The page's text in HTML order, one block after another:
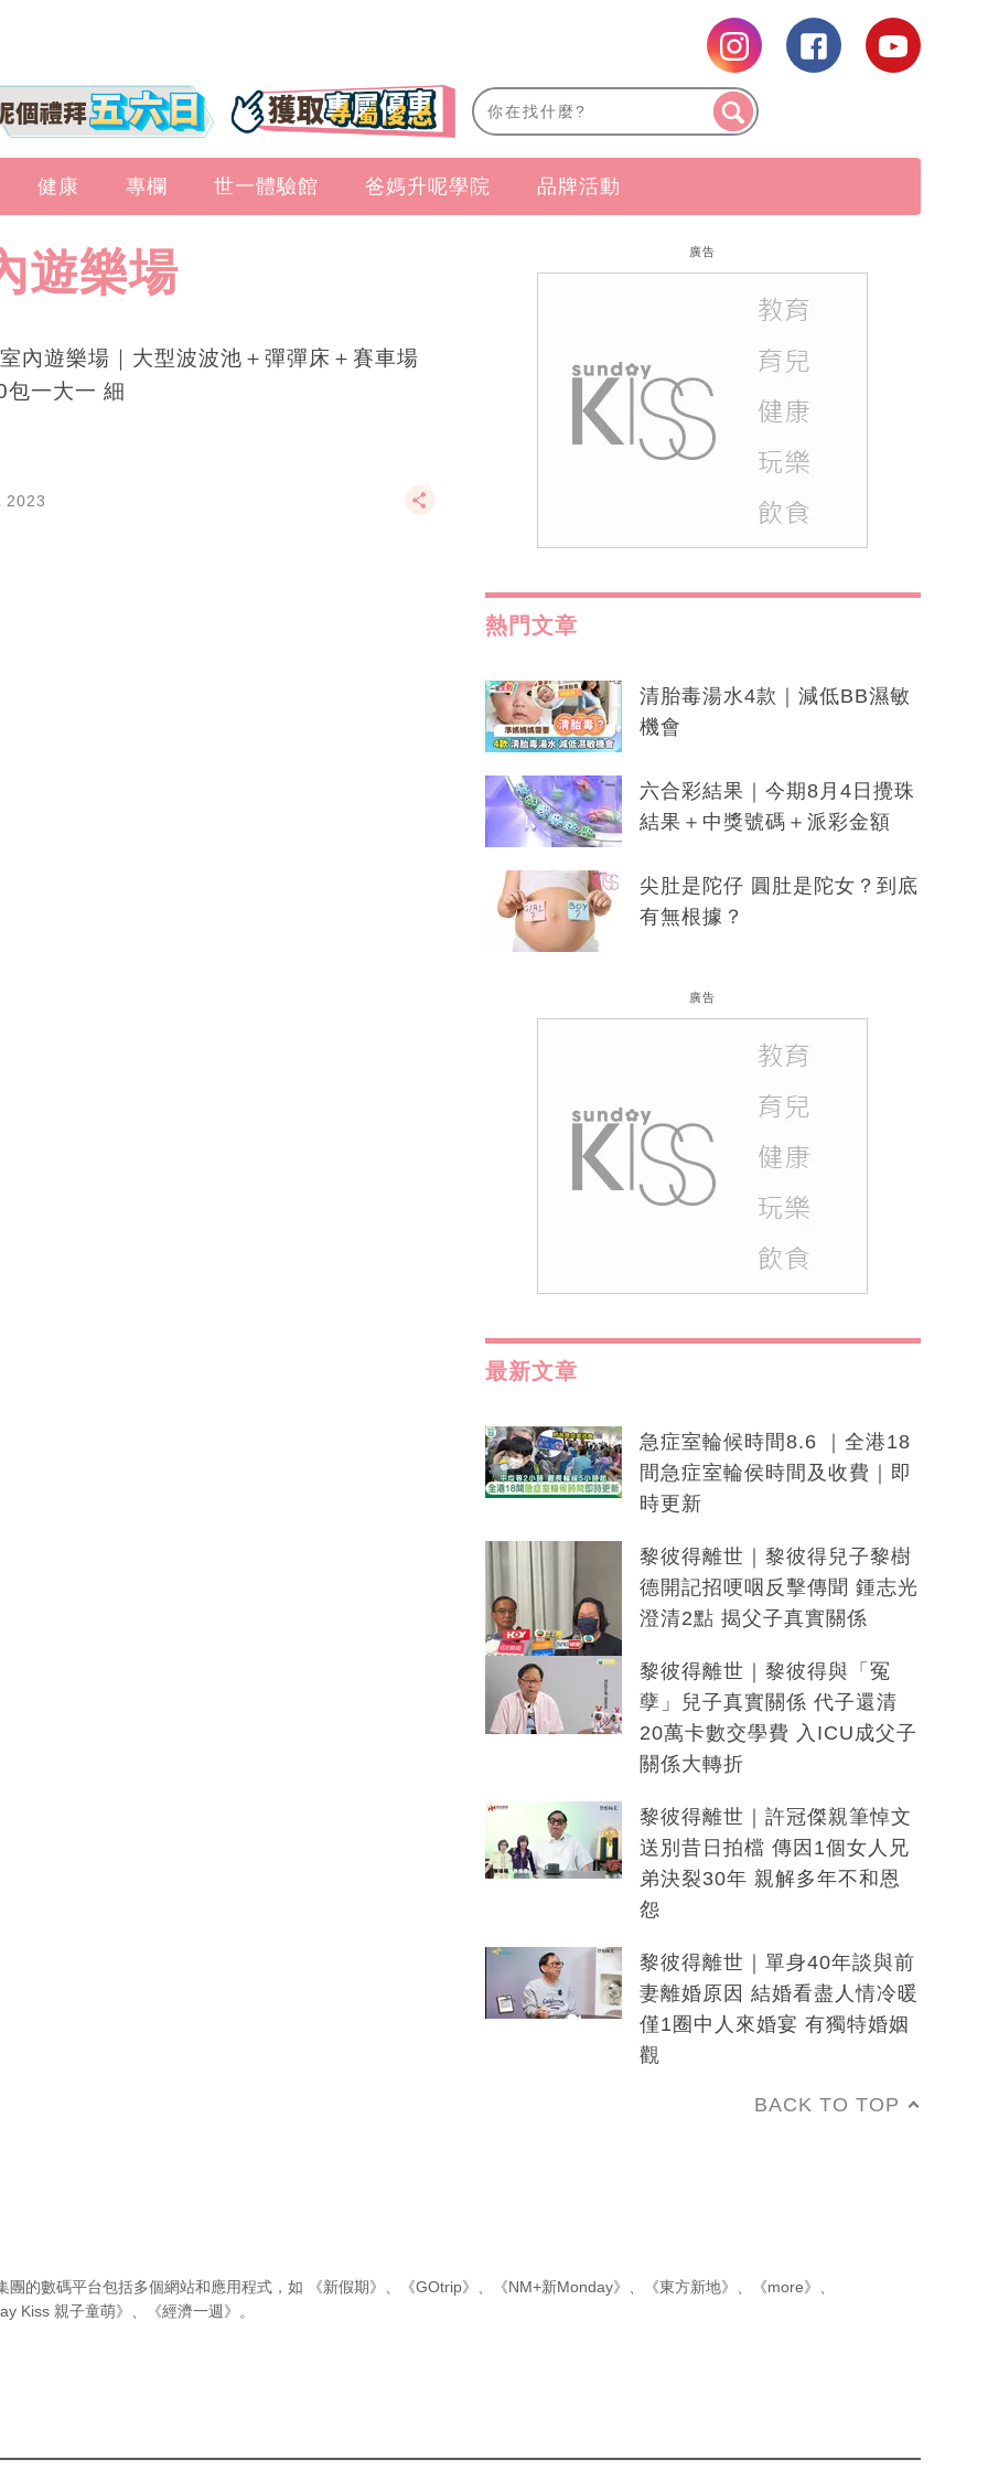
健康 專欄 世一體驗館 爸媽升呢學院 品牌活動
遊樂場
內遊樂場｜大型波波池＋彈彈床＋賽車場
包一大一 細
2023
廣告
熱門文章
清胎毒湯水4款｜減低BB濕敏
機會
六合彩結果｜今期8月4日攪珠
結果＋中獎號碼＋派彩金額
尖肚是陀仔 圓肚是陀女？到底
有無根據？
廣告
最新文章
急症室輪候時間8.6 ｜全港18
間急症室輪侯時間及收費｜即
時更新
黎彼得離世｜黎彼得兒子黎樹
德開記招哽咽反擊傳聞 鍾志光
澄清2點 揭父子真實關係
黎彼得離世｜黎彼得與「冤
孽」兒子真實關係 代子還清
20萬卡數交學費 入ICU成父子
關係大轉折
黎彼得離世｜許冠傑親筆悼文
送別昔日拍檔 傳因1個女人兄
弟決裂30年 親解多年不和恩
怨
黎彼得離世｜單身40年談與前
妻離婚原因 結婚看盡人情冷暖
僅1圈中人來婚宴 有獨特婚姻
觀
BACK TO TOP
團的數碼平台包括多個網站和應用程式，如 《新假期》 《GOtrip》 《NM+新Monday》 《東方新地》 《more》
Kiss 親子童萌》
《經濟一週》 。